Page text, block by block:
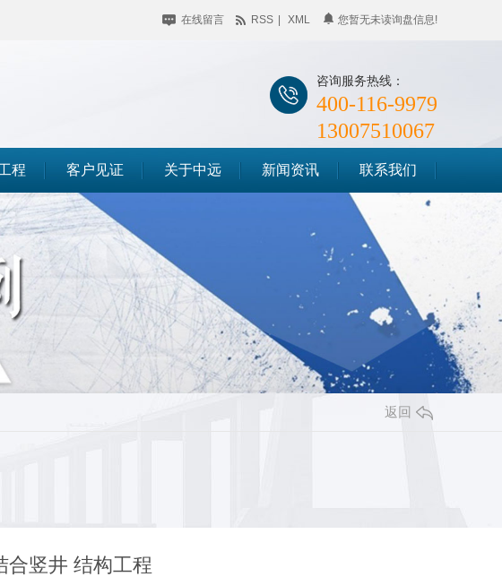
您暂无未读询盘信息!
在线留言 RSS XML
咨询服务热线：
400-116-9979
13007510067
筒仓滑模
竖井滑模
程 客户见证 关于中远
荣誉资质
新闻资讯
知识百科
时事聚焦
其他
联系我们
返回
合竖井 结构工程